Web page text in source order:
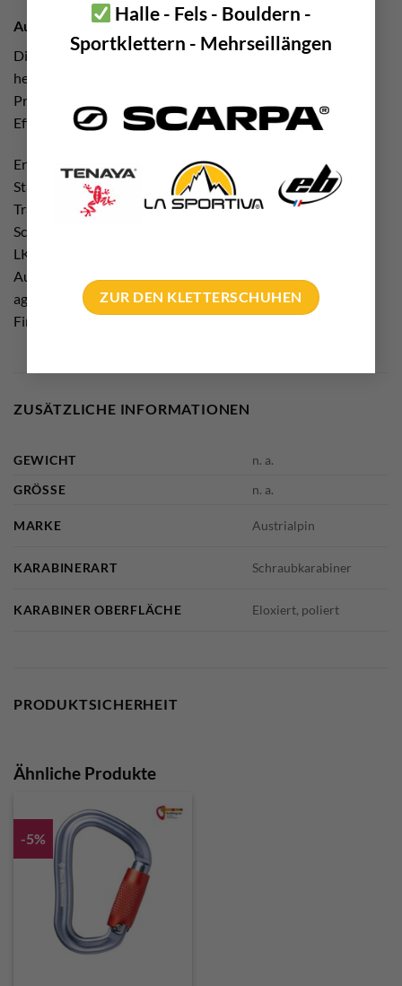
Halle - Fels - Bouldern -
Sportklettern - Mehrseillängen
ZUR DEN KLETTERSCHUHEN
Austrialpin Micro Schraubkarabiner „Made in Austria“
Dieser kleine Schrauber wird zur Gänze in Österreich
hergestellt. Genau gesagt im Stubaital in Tirol. Die
Produktion im Inland bedingt gleich mehrere positive
Effekte.
Erstens werden hier ordentliche soziale und ökologische
Standards eingehalten. Zweitens reduzieren sich die
Transportwege ganz enorm. Kein transkontinentaler
Schiffsverkehr, keine Hafen Be- und Entladung sowie keine
LKW Zulieferung. Und drittens setzt der Hersteller
Austrialpin ehrliche Maßnahmen, um nachhaltiges zu
agieren. Wie z.B. durch eine große Photovoltaikanlage am
Firmen Dach.
ZUSÄTZLICHE INFORMATIONEN
GEWICHT
n. a.
GRÖSSE
n. a.
MARKE Austrialpin
KARABINERART Schraubkarabiner
KARABINER OBERFLÄCHE Eloxiert, poliert
PRODUKTSICHERHEIT
Ähnliche Produkte
-5%